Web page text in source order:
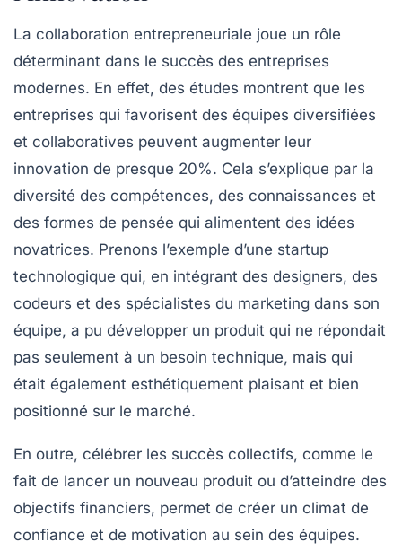
La collaboration entrepreneuriale joue un rôle
déterminant dans le succès des entreprises
modernes. En effet, des études montrent que les
entreprises qui favorisent des équipes diversifiées
et collaboratives peuvent augmenter leur
innovation de presque 20%. Cela s’explique par la
diversité des compétences, des connaissances et
des formes de pensée qui alimentent des idées
novatrices. Prenons l’exemple d’une startup
technologique qui, en intégrant des designers, des
codeurs et des spécialistes du marketing dans son
équipe, a pu développer un produit qui ne répondait
pas seulement à un besoin technique, mais qui
était également esthétiquement plaisant et bien
positionné sur le marché.
En outre, célébrer les succès collectifs, comme le
fait de lancer un nouveau produit ou d’atteindre des
objectifs financiers, permet de créer un climat de
confiance et de motivation au sein des équipes.